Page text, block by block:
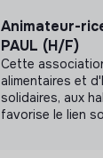
Animateur-
PAUL (H/F)
Cette
alimentaires et
solidaires, aux
favorise le lien